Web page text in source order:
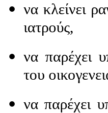
να κλείνει
ιατρούς,
να παρέχει
του
να παρέχει